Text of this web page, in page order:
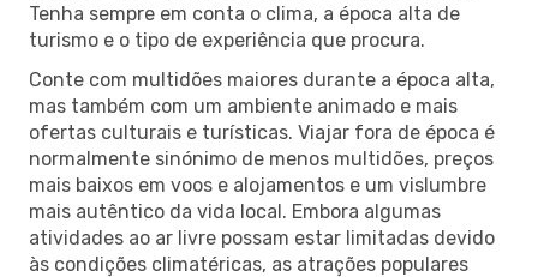
Tenha sempre em conta o clima, a época alta de
turismo e o tipo de experiência que procura.
Conte com multidões maiores durante a época alta,
mas também com um ambiente animado e mais
ofertas culturais e turísticas. Viajar fora de época é
normalmente sinónimo de menos multidões, preços
mais baixos em voos e alojamentos e um vislumbre
mais autêntico da vida local. Embora algumas
atividades ao ar livre possam estar limitadas devido
às condições climatéricas, as atrações populares